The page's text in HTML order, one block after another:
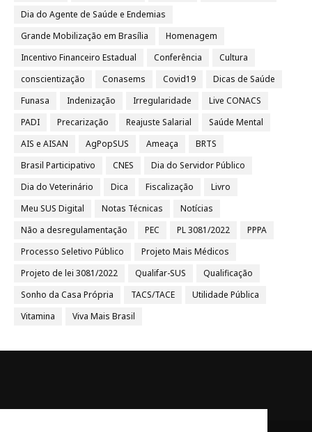
Dia do Agente de Saúde e Endemias
Grande Mobilização em Brasília
Homenagem
Incentivo Financeiro Estadual
Conferência
Cultura
conscientização
Conasems Covid19
Dicas de Saúde
Funasa
Indenização Irregularidade
Live CONACS
PADI
Precarização Reajuste Salarial
Saúde Mental
AIS e AISAN
AgPopSUS Ameaça
BRTS
Brasil Participativo
CNES
Dia do Servidor Público
Dia do Veterinário
Dica Fiscalização
Livro
Meu SUS Digital
Notas Técnicas
Notícias
Não a desregulamentação
PEC PL 3081/2022
PPPA
Processo Seletivo Público
Projeto Mais Médicos
Projeto de lei 3081/2022
Qualifar-SUS
Qualificação
Sonho da Casa Própria
TACS/TACE
Utilidade Pública
Vitamina
Viva Mais Brasil